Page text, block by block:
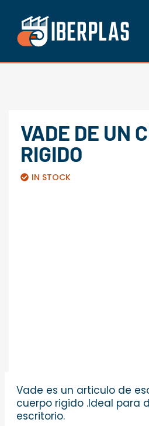
contenido
VADE DE UN
RIGIDO
IN STOCK
Vade es un articulo de
cuerpo rigido .Ideal para
escritorio.